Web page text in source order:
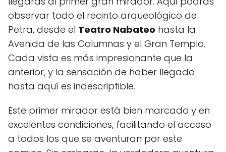
observar todo el recinto arqueológico de
Petra, desde el Teatro Nabateo hasta la
Avenida de las Columnas y el Gran Templo.
Cada vista es más impresionante que la
anterior, y la sensación de haber llegado
hasta aquí es indescriptible.
Este primer mirador está bien marcado y en
excelentes condiciones, facilitando el acceso
a todos los que se aventuran por este